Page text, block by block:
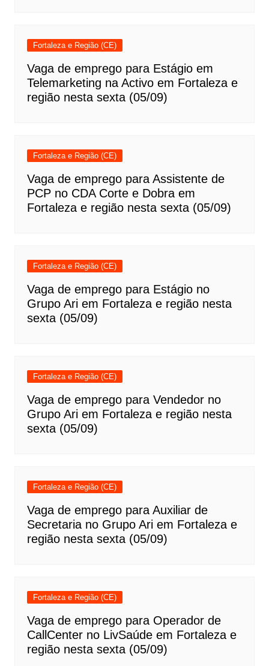
Fortaleza e Região (CE)
Vaga de emprego para Estágio em
Telemarketing na Activo em Fortaleza e
região nesta sexta (05/09)
Fortaleza e Região (CE)
Vaga de emprego para Assistente de
PCP no CDA Corte e Dobra em
Fortaleza e região nesta sexta (05/09)
Fortaleza e Região (CE)
Vaga de emprego para Estágio no
Grupo Ari em Fortaleza e região nesta
sexta (05/09)
Fortaleza e Região (CE)
Vaga de emprego para Vendedor no
Grupo Ari em Fortaleza e região nesta
sexta (05/09)
Fortaleza e Região (CE)
Vaga de emprego para Auxiliar de
Secretaria no Grupo Ari em Fortaleza e
região nesta sexta (05/09)
Fortaleza e Região (CE)
Vaga de emprego para Operador de
CallCenter no LivSaúde em Fortaleza e
região nesta sexta (05/09)